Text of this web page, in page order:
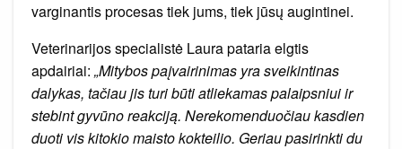
varginantis procesas tiek jums, tiek jūsų augintinei.
Veterinarijos specialistė Laura pataria elgtis
apdairiai: „Mitybos paįvairinimas yra sveikintinas
dalykas, tačiau jis turi būti atliekamas palaipsniui ir
stebint gyvūno reakciją. Nerekomenduočiau kasdien
duoti vis kitokio maisto kokteilio. Geriau pasirinkti du